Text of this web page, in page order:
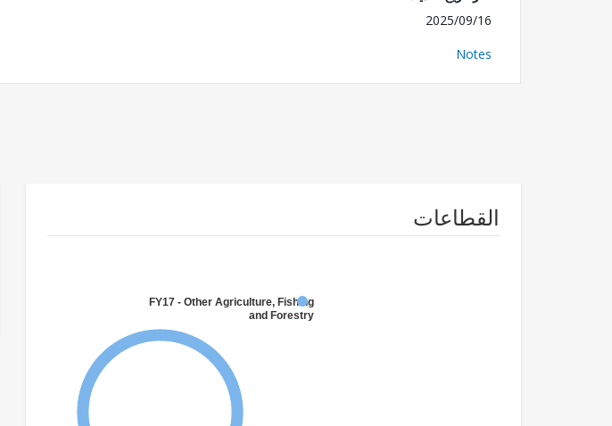
2025/09/16
Notes
القطاعات
FY17 - Other Agriculture, Fishing
and Forestry